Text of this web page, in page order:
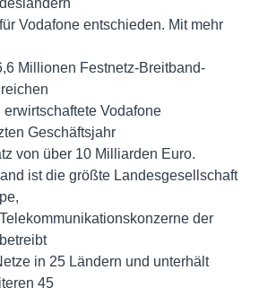
Vodafone entschieden. Mit mehr
Millionen Festnetz-Breitband-
Vodafone
Geschäftsjahr
von über 10 Milliarden Euro.
ist die größte Landesgesellschaft
der
in 25 Ländern und unterhält
45